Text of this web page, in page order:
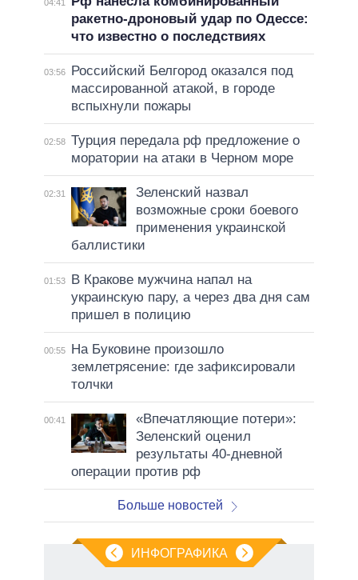
04:41
ракетно-дроновый удар по Одессе:
что известно о последствиях
03:56
Российский Белгород оказался под
массированной атакой, в городе
вспыхнули пожары
02:58 Турция передала рф предложение о
моратории на атаки в Черном море
02:31
Зеленский назвал
возможные сроки боевого
применения украинской
баллистики
01:53
В Кракове мужчина напал на
украинскую пару, а через два дня сам
пришел в полицию
00:55
На Буковине произошло
землетрясение: где зафиксировали
толчки
00:41
«Впечатляющие потери»:
Зеленский оценил
результаты 40-дневной
операции против рф
Больше новостей
ИНФОГРАФИКА